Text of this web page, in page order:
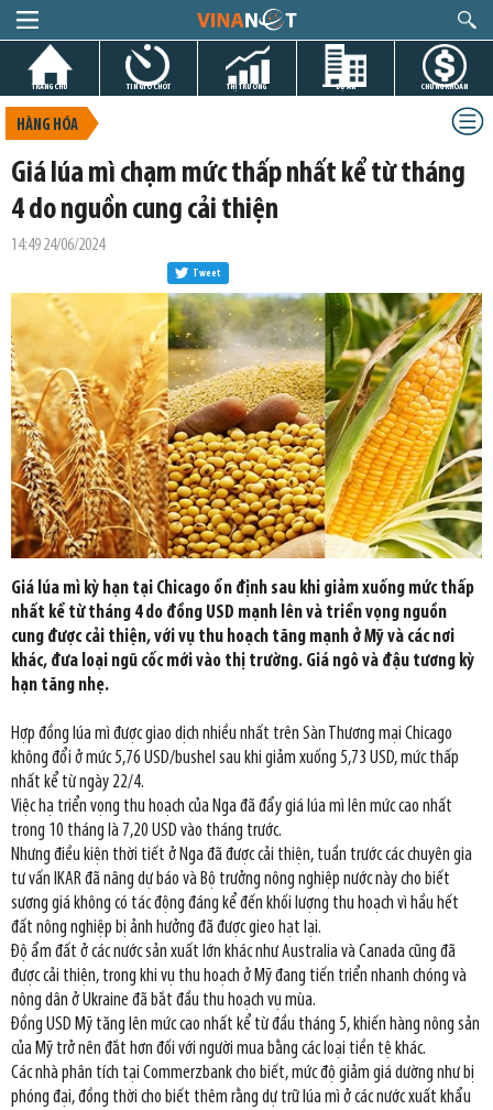
TRANG CHỦ TIN GIỜ CHÓT THỊ TRƯỜNG DỰ ÁN CHỨNG KHOÁN
HÀNG HÓA
Giá lúa mì chạm mức thấp nhất kể từ tháng
4 do nguồn cung cải thiện
14:49 24/06/2024
Tweet
Giá lúa mì kỳ hạn tại Chicago ổn định sau khi giảm xuống mức thấp
nhất kể từ tháng 4 do đồng USD mạnh lên và triển vọng nguồn
cung được cải thiện, với vụ thu hoạch tăng mạnh ở Mỹ và các nơi
khác, đưa loại ngũ cốc mới vào thị trường. Giá ngô và đậu tương kỳ
hạn tăng nhẹ.
Hợp đồng lúa mì được giao dịch nhiều nhất trên Sàn Thương mại Chicago
không đổi ở mức 5,76 USD/bushel sau khi giảm xuống 5,73 USD, mức thấp
nhất kể từ ngày 22/4.
Việc hạ triển vọng thu hoạch của Nga đã đẩy giá lúa mì lên mức cao nhất
trong 10 tháng là 7,20 USD vào tháng trước.
Nhưng điều kiện thời tiết ở Nga đã được cải thiện, tuần trước các chuyên gia
tư vấn IKAR đã nâng dự báo và Bộ trưởng nông nghiệp nước này cho biết
sương giá không có tác động đáng kể đến khối lượng thu hoạch vì hầu hết
đất nông nghiệp bị ảnh hưởng đã được gieo hạt lại.
Độ ẩm đất ở các nước sản xuất lớn khác như Australia và Canada cũng đã
được cải thiện, trong khi vụ thu hoạch ở Mỹ đang tiến triển nhanh chóng và
nông dân ở Ukraine đã bắt đầu thu hoạch vụ mùa.
Đồng USD Mỹ tăng lên mức cao nhất kể từ đầu tháng 5, khiến hàng nông sản
của Mỹ trở nên đắt hơn đối với người mua bằng các loại tiền tệ khác.
Các nhà phân tích tại Commerzbank cho biết, mức độ giảm giá dường như bị
phóng đại, đồng thời cho biết thêm rằng dự trữ lúa mì ở các nước xuất khẩu